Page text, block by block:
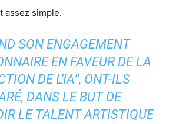
assez simple.
SON ENGAGEMENT
EN FAVEUR DE LA
DE L’IA”, ONT-ILS
DANS LE BUT DE
LE TALENT ARTISTIQUE